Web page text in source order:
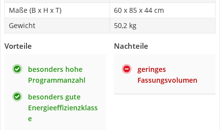
Maße (B x H x T)
60 x 85 x 44 cm
Gewicht
50,2 kg
Vorteile
besonders hohe
Programmanzahl
besonders gute
Energieeffizienzklass
e
Nachteile
geringes
Fassungsvolumen